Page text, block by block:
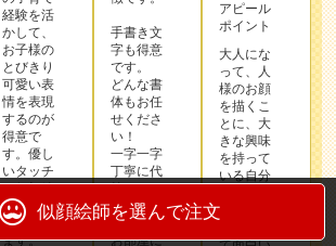
経験を活
かして、
お子様の
とびきり
可愛い表
情を表現
するのが
得意で
す。優し
いタッチ
の似顔絵
で笑顔を
お届けし
ます。
手書き文
字も得意
です。
どんな書
体もお任
せくださ
い！
一字一字
丁寧に代
筆いたし
ます。
お部屋に
アピール
ポイント
大人にな
って、人
様のお顔
を描くこ
とに、大
きな興味
を持って
いる自分
ました。
似顔絵師を選んで注文